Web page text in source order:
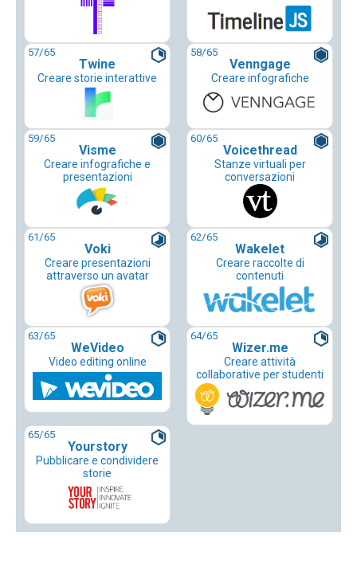
57/65
Twine
Creare storie interattive
58/65
Venngage
Creare infografiche
59/65
Visme
Creare infografiche e
presentazioni
60/65
Voicethread
Stanze virtuali per
conversazioni
61/65
Voki
Creare presentazioni
attraverso un avatar
62/65
Wakelet
Creare raccolte di
contenuti
63/65
WeVideo
Video editing online
64/65
Wizer.me
Creare attività
collaborative per studenti
65/65
Yourstory
Pubblicare e condividere
storie